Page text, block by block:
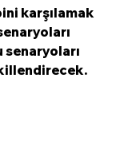
karşılamak